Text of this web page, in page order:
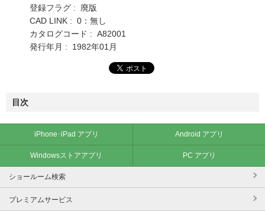
登録フラグ : 廃版
CAD LINK : 0：無し
カタログコード : A82001
発行年月 : 1982年01月
目次
iPhone･iPad アプリ Android アプリ
Windowsストアアプリ PC アプリ
ショールーム検索
プレミアムサービス